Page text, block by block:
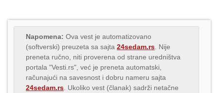
Napomena: Ova vest je automatizovano
(softverski) preuzeta sa sajta 24sedam.rs . Nije
preneta ručno, niti proverena od strane uredništva
portala "Vesti.rs", već je preneta automatski,
računajući na savesnost i dobru nameru sajta
24sedam.rs . Ukoliko vest (članak) sadrži netačne